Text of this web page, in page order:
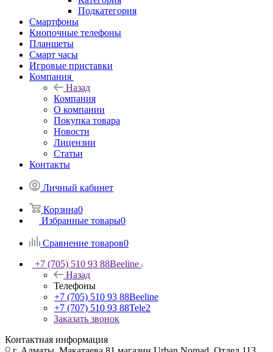
Подкатегория
Смартфоны
Кнопочные телефоны
Планшеты
Смарт часы
Игровые приставки
Компания
Назад
Компания
О компании
Покупка товара
Новости
Лицензии
Статьи
Контакты
Личный кабинет
Корзина0
Избранные товары0
Сравнение товаров0
+7 (705) 510 93 88Beeline
Назад
Телефоны
+7 (705) 510 93 88Beeline
+7 (707) 510 93 88Tele2
Заказать звонок
Контактная информация